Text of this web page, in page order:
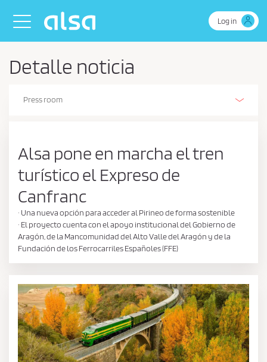
Skip to Main Content
Toggle navigation
Log in
Detalle noticia
Press room
Alsa pone en marcha el tren
turístico el Expreso de
Canfranc
· Una nueva opción para acceder al Pirineo de forma sostenible
· El proyecto cuenta con el apoyo institucional del Gobierno de
Aragón, de la Mancomunidad del Alto Valle del Aragón y de la
Fundación de los Ferrocarriles Españoles (FFE)